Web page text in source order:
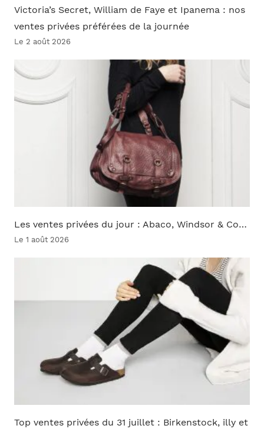
Victoria’s Secret, William de Faye et Ipanema : nos
ventes privées préférées de la journée
Le 2 août 2026
Les ventes privées du jour : Abaco, Windsor & Co…
Le 1 août 2026
Top ventes privées du 31 juillet : Birkenstock, illy et